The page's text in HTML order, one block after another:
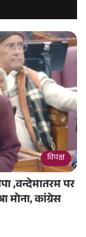
विपक्ष
,वन्देमातरम पर
मोना, कांग्रेस